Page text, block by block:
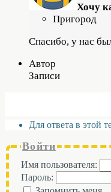
Хочу
Пригород
Спасибо, у нас
Автор
Записи
Для ответа в этой
Войти
Имя пользователя:
Пароль: